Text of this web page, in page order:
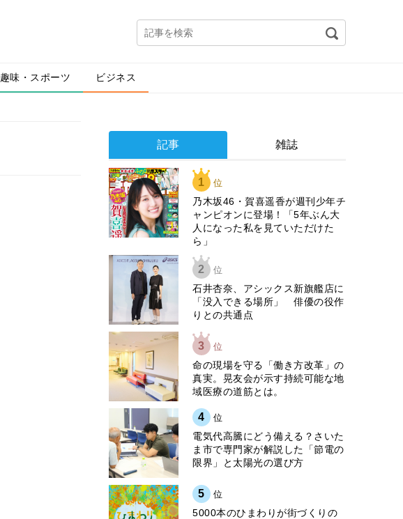
趣味・スポーツ ビジネス
記事 雑誌
1 位
乃木坂46・賀喜遥香が週刊少年チ
ャンピオンに登場！「5年ぶん大
人になった私を見ていただけた
ら」
2 位
石井杏奈、アシックス新旗艦店に
「没入できる場所」 俳優の役作
りとの共通点
3 位
​命の現場を守る「働き方改革」の
真実。晃友会が示す持続可能な地
域医療の道筋とは。
4 位
電気代高騰にどう備える？さいた
ま市で専門家が解説した「節電の
限界」と太陽光の選び方
5 位
5000本のひまわりが街づくりの